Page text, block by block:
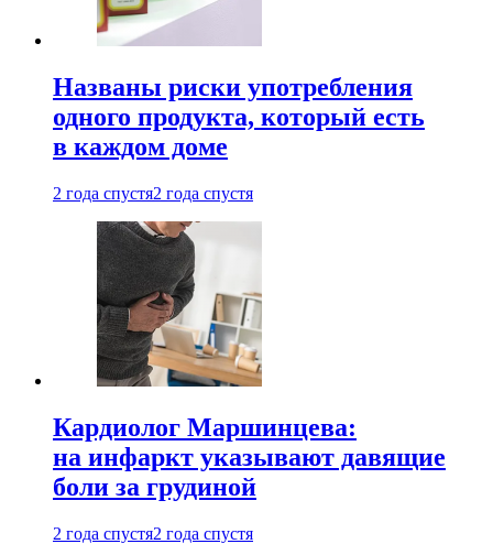
Названы риски употребления
одного продукта, который есть
в каждом доме
2 года спустя2 года спустя
Кардиолог Маршинцева:
на инфаркт указывают давящие
боли за грудиной
2 года спустя2 года спустя